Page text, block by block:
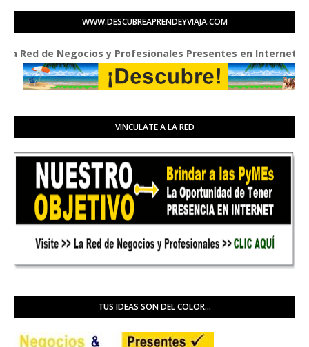
WWW.DESCUBREAPRENDEYVIAJA.COM
Negocios y Profesionales Presentes en Internet
VINCULATE A LA RED
TUS IDEAS SON DEL COLOR...